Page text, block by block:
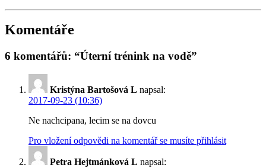
Komentáře
6 komentářů: “Úterní trénink na vodě”
Kristýna Bartošová L napsal:
2017-09-23 (10:36)
Ne nachcipana, lecim se na dovcu
Pro vložení odpovědi na komentář se musíte přihlásit
Petra Hejtmánková L napsal: